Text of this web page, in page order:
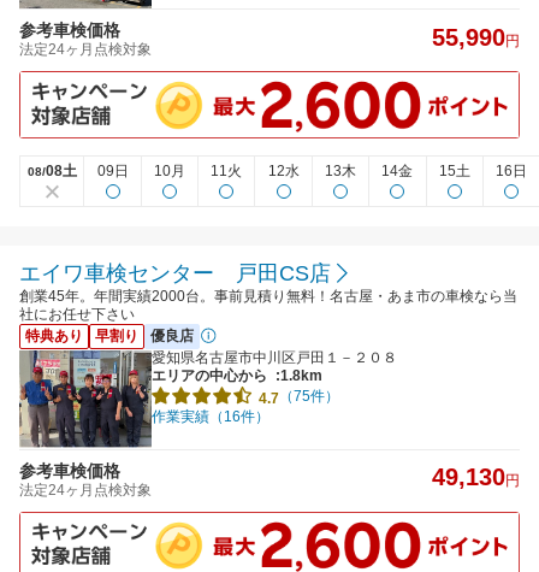
参考車検価格
法定24ヶ月点検対象 55,990円
08/08土 09日 10月 11火 12水 13木 14金 15土 16日
エイワ車検センター 戸田CS店
創業45年。年間実績2000台。事前見積り無料！名古屋・あま市の車検なら当
社にお任せ下さい
特典あり
早割り
優良店
愛知県名古屋市中川区戸田１－２０８
エリアの中心から
:1.8km
4.7 （75件）
作業実績（16件）
参考車検価格
法定24ヶ月点検対象 49,130円